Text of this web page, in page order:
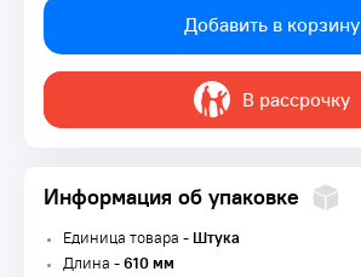
Добавить в корзину
В рассрочку
Информация об упаковке
Единица товара -Штука
Длина -610 мм